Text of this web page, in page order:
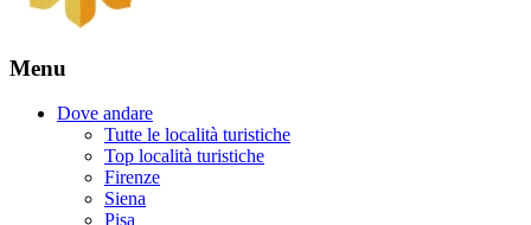
Menu
Dove andare
Tutte le località turistiche
Top località turistiche
Firenze
Siena
Pisa